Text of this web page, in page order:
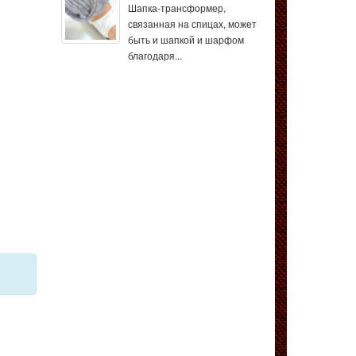
Шапка-трансформер,
связанная на спицах, может
быть и шапкой и шарфом
благодаря...